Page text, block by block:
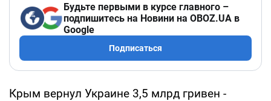
Будьте первыми в курсе главного –
подпишитесь на Новини на OBOZ.UA в
Google
Подписаться
Крым вернул Украине 3,5 млрд гривен -